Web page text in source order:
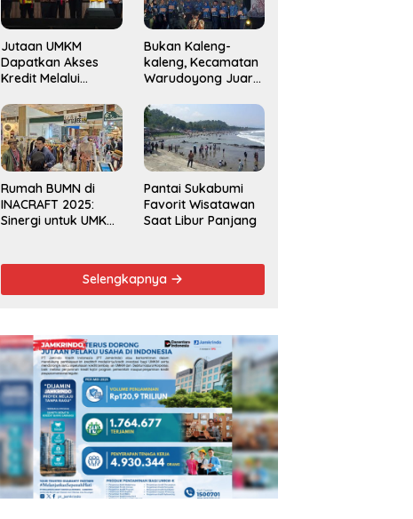
Jutaan UMKM
Dapatkan Akses
Kredit Melalui
Jamkrindo
Bukan Kaleng-
kaleng, Kecamatan
Warudoyong Juara
Musrenbang
Kecamatan 2025
Rumah BUMN di
INACRAFT 2025:
Sinergi untuk UMKM
Pantai Sukabumi
Favorit Wisatawan
Saat Libur Panjang
Selengkapnya